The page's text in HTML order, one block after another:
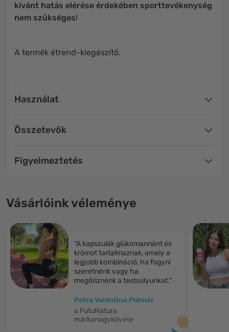
kívánt hatás elérése érdekében sporttevékenység
nem szükséges!
A termék étrend-kiegészítő.
Használat
Összetevők
Figyelmeztetés
Vásárlóink véleménye
"A kapszulák glükomannánt és
krómot tartalmaznak, amely a
legjobb kombináció, ha fogyni
szeretnénk vagy ha
megőriznénk a testsúlyunkat."
Petra Valentina Pohner
a FutuNatura
márkanagykövete